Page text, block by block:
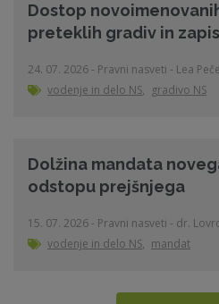
Dostop
preteklih gradiv in
24. 07. 2026 - Pravni nasveti - Lea
vodenje in delo NS, gradivo NS
Dolžina mandata
odstopu prejšnjega
15. 07. 2026 - Pravni nasveti - dr.
vodenje in delo NS, mandat